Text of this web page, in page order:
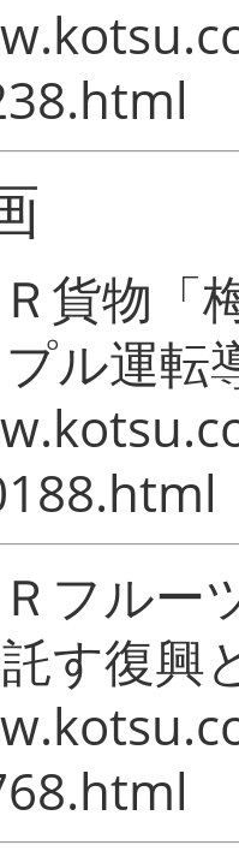
貨物「
ル運転
フルー
す復興